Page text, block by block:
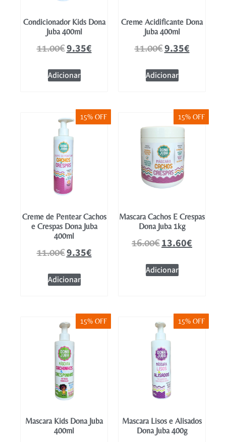
Condicionador Kids Dona
Juba 400ml
11.00€9.35€
Adicionar
Creme Acidificante Dona
Juba 400ml
11.00€9.35€
Adicionar
15% OFF
Creme de Pentear Cachos
e Crespas Dona Juba
400ml
11.00€9.35€
Adicionar
15% OFF
Mascara Cachos E Crespas
Dona Juba 1kg
16.00€13.60€
Adicionar
15% OFF
Mascara Kids Dona Juba
400ml
15% OFF
Mascara Lisos e Alisados
Dona Juba 400g